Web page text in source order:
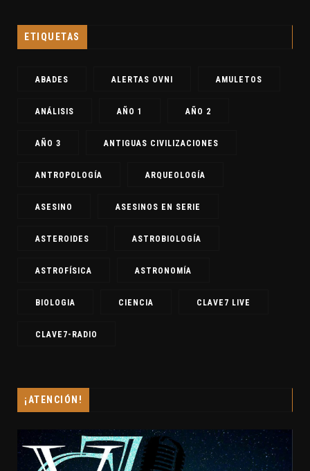
ETIQUETAS
ABADES ALERTAS OVNI AMULETOS
ANÁLISIS AÑO 1 AÑO 2
AÑO 3 ANTIGUAS CIVILIZACIONES
ANTROPOLOGÍA ARQUEOLOGÍA
ASESINO ASESINOS EN SERIE
ASTEROIDES ASTROBIOLOGÍA
ASTROFÍSICA ASTRONOMÍA
BIOLOGIA CIENCIA CLAVE7 LIVE
CLAVE7-RADIO
¡ATENCIÓN!